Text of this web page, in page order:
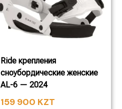
Ride крепления
сноубордические женские
AL-6 — 2024
159 900 KZT